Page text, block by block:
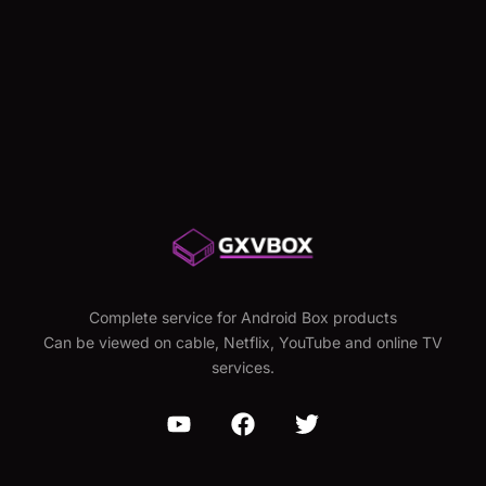
Complete service for Android Box products
Can be viewed on cable, Netflix, YouTube and online TV
services.